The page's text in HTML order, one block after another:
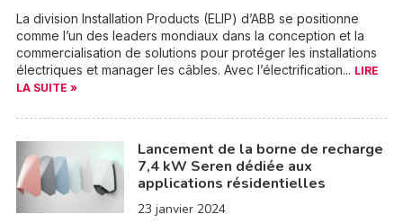
La division Installation Products (ELIP) d’ABB se positionne
comme l’un des leaders mondiaux dans la conception et la
commercialisation de solutions pour protéger les installations
électriques et manager les câbles. Avec l’électrification... LIRE
LA SUITE »
Lancement de la borne de recharge
7,4 kW Seren dédiée aux
applications résidentielles
23 janvier 2024